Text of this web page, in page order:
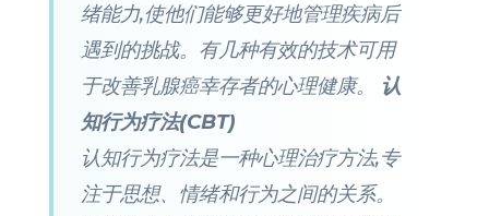
绪能力,使他们能够更好地管理疾病后
遇到的挑战。有几种有效的技术可用
于改善乳腺癌幸存者的心理健康。 认
知行为疗法(CBT)
认知行为疗法是一种心理治疗方法,专
注于思想、情绪和行为之间的关系。